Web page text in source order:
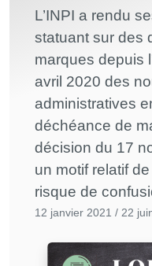
L’INPI a rendu
statuant sur des
marques depuis
avril 2020 des
administratives
déchéance de
décision du 17
un motif relatif
risque de
12 janvier 2021 / 22